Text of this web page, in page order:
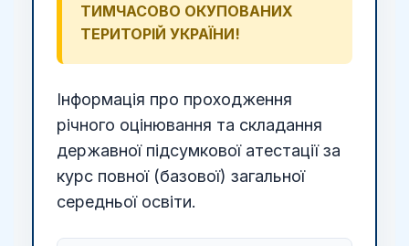
ТИМЧАСОВО ОКУПОВАНИХ
ТЕРИТОРІЙ УКРАЇНИ!
Інформація про проходження
річного оцінювання та складання
державної підсумкової атестації за
курс повної (базової) загальної
середньої освіти.